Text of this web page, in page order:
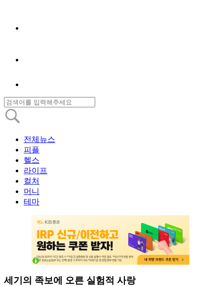
전체뉴스
피플
헬스
라이프
컬처
머니
테마
세기의 족보에 오른 실험적 사랑